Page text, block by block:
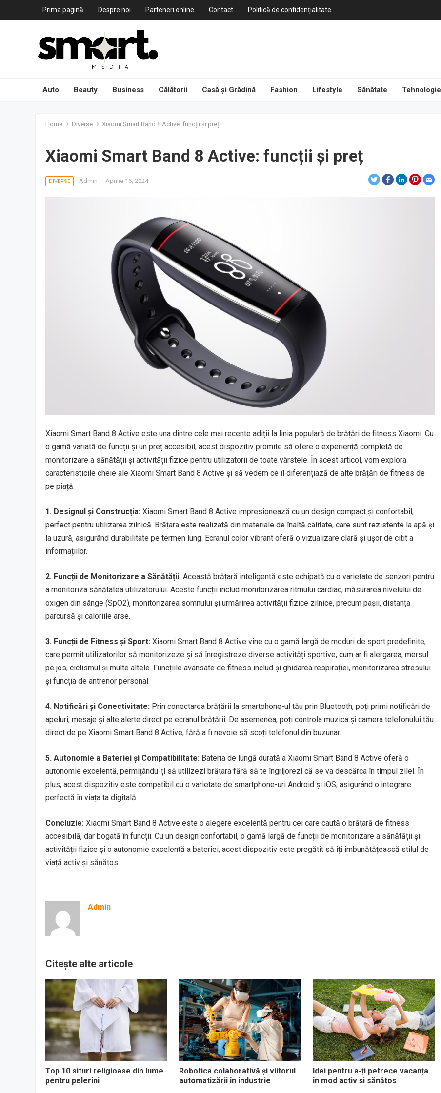
Prima pagină Despre noi Parteneri online Contact Politică de confidențialitate
Auto Beauty Business Călătorii Casă și Grădină Fashion Lifestyle Sănătate Tehnologie
Home Diverse Xiaomi Smart Band 8 Active: funcții și preț
Xiaomi Smart Band 8 Active: funcții și preț
DIVERSE Admin — Aprilie 16, 2024
Xiaomi Smart Band 8 Active este una dintre cele mai recente adiții la linia populară de brățări de fitness Xiaomi. Cu
o gamă variată de funcții și un preț accesibil, acest dispozitiv promite să ofere o experiență completă de
monitorizare a sănătății și activității fizice pentru utilizatorii de toate vârstele. În acest articol, vom explora
caracteristicile cheie ale Xiaomi Smart Band 8 Active și să vedem ce îl diferențiază de alte brățări de fitness de
pe piață.
1. Designul și Construcția: Xiaomi Smart Band 8 Active impresionează cu un design compact și confortabil,
perfect pentru utilizarea zilnică. Brățara este realizată din materiale de înaltă calitate, care sunt rezistente la apă și
la uzură, asigurând durabilitate pe termen lung. Ecranul color vibrant oferă o vizualizare clară și ușor de citit a
informațiilor.
2. Funcții de Monitorizare a Sănătății: Această brățară inteligentă este echipată cu o varietate de senzori pentru
a monitoriza sănătatea utilizatorului. Aceste funcții includ monitorizarea ritmului cardiac, măsurarea nivelului de
oxigen din sânge (SpO2), monitorizarea somnului și urmărirea activității fizice zilnice, precum pașii, distanța
parcursă și caloriile arse.
3. Funcții de Fitness și Sport: Xiaomi Smart Band 8 Active vine cu o gamă largă de moduri de sport predefinite,
care permit utilizatorilor să monitorizeze și să înregistreze diverse activități sportive, cum ar fi alergarea, mersul
pe jos, ciclismul și multe altele. Funcțiile avansate de fitness includ și ghidarea respirației, monitorizarea stresului
și funcția de antrenor personal.
4. Notificări și Conectivitate: Prin conectarea brățării la smartphone-ul tău prin Bluetooth, poți primi notificări de
apeluri, mesaje și alte alerte direct pe ecranul brățării. De asemenea, poți controla muzica și camera telefonului tău
direct de pe Xiaomi Smart Band 8 Active, fără a fi nevoie să scoți telefonul din buzunar.
5. Autonomie a Bateriei și Compatibilitate: Bateria de lungă durată a Xiaomi Smart Band 8 Active oferă o
autonomie excelentă, permițându-ți să utilizezi brățara fără să te îngrijorezi că se va descărca în timpul zilei. În
plus, acest dispozitiv este compatibil cu o varietate de smartphone-uri Android și iOS, asigurând o integrare
perfectă în viața ta digitală.
Concluzie: Xiaomi Smart Band 8 Active este o alegere excelentă pentru cei care caută o brățară de fitness
accesibilă, dar bogată în funcții. Cu un design confortabil, o gamă largă de funcții de monitorizare a sănătății și
activității fizice și o autonomie excelentă a bateriei, acest dispozitiv este pregătit să îți îmbunătățească stilul de
viață activ și sănătos.
Admin
Citește alte articole
Top 10 situri religioase din lume
pentru pelerini
Robotica colaborativă și viitorul
automatizării în industrie
Idei pentru a-ți petrece vacanța
în mod activ și sănătos